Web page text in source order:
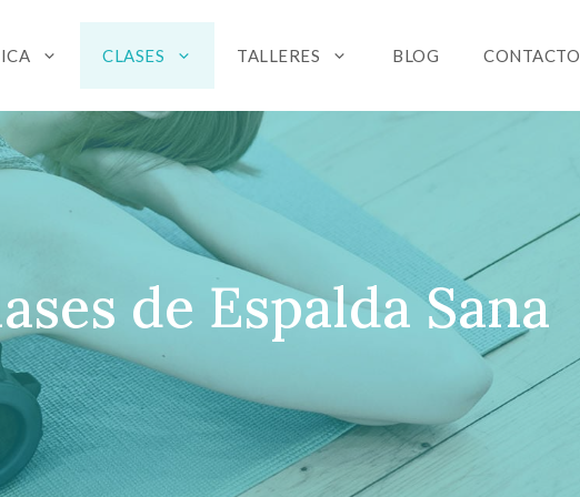
CLASES TALLERES BLOG CONTACTO
de Espalda Sana